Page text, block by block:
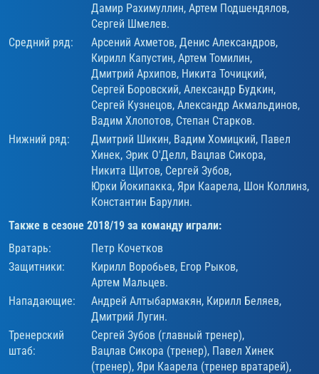
Дамир Рахимуллин, Артем Подшендялов,
Сергей Шмелев.
Средний ряд:
Арсений Ахметов, Денис Александров,
Кирилл Капустин, Артем Томилин,
Дмитрий Архипов, Никита Точицкий,
Сергей Боровский, Александр Будкин,
Сергей Кузнецов, Александр Акмальдинов,
Вадим Хлопотов, Степан Старков.
Нижний ряд:
Дмитрий Шикин, Вадим Хомицкий, Павел
Хинек, Эрик О'Делл, Вацлав Сикора,
Никита Щитов, Сергей Зубов,
Юрки Йокипакка, Яри Каарела, Шон Коллинз,
Константин Барулин.
Также в сезоне 2018/19 за команду играли:
Вратарь:
Петр Кочетков
Защитники:
Кирилл Воробьев, Егор Рыков,
Артем Мальцев.
Нападающие:
Андрей Алтыбармакян, Кирилл Беляев,
Дмитрий Лугин.
Тренерский
штаб:
Сергей Зубов (главный тренер),
Вацлав Сикора (тренер), Павел Хинек
(тренер), Яри Каарела (тренер вратарей),